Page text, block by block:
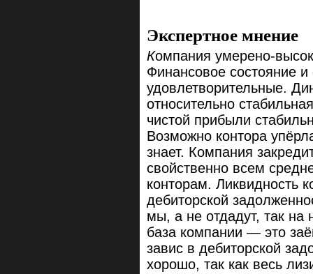
Экспертное мнение
Компания умерено-
Финансовое состояние
удовлетворительные.
относительно
чистой прибыли
Возможно контора
знает. Компания
свойственно всем
конторам. Ликвидность
дебиторской
мы, а не отдадут, так на
база компании — это
завис в дебиторской
хорошо, так как весь